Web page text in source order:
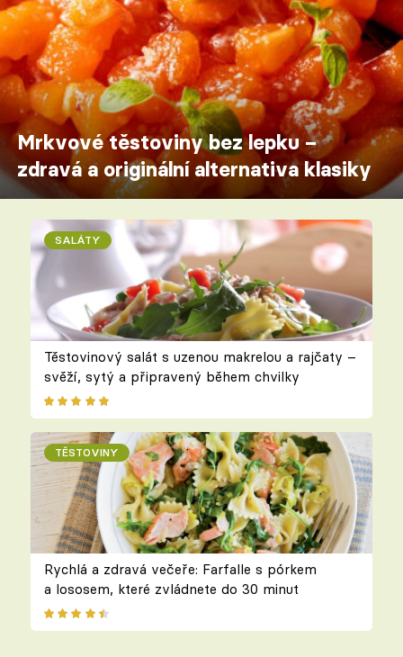
Mrkvové těstoviny bez lepku –
zdravá a originální alternativa klasiky
SALÁTY
Těstovinový salát s uzenou makrelou a rajčaty –
svěží, sytý a připravený během chvilky
TĚSTOVINY
Rychlá a zdravá večeře: Farfalle s pórkem
a lososem, které zvládnete do 30 minut